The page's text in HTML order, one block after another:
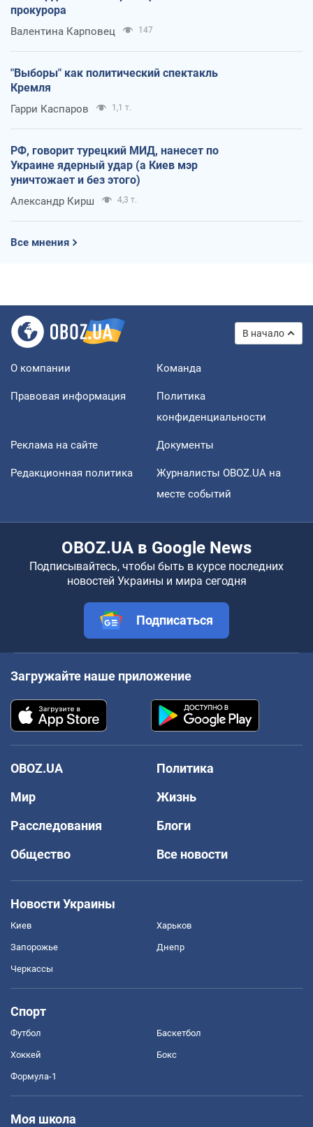
прокурора
Валентина Карповец 147
"Выборы" как политический спектакль
Кремля
Гарри Каспаров 1,1 т.
РФ, говорит турецкий МИД, нанесет по
Украине ядерный удар (а Киев мэр
уничтожает и без этого)
Александр Кирш 4,3 т.
Все мнения
В начало
О компании Команда
Правовая информация
Политика
конфиденциальности
Реклама на сайте Документы
Редакционная политика
Журналисты OBOZ.UA на
месте событий
OBOZ.UA в Google News
Подписывайтесь, чтобы быть в курсе последних
новостей Украины и мира сегодня
Подписаться
Загружайте наше приложение
OBOZ.UA
Политика
Мир
Жизнь
Расследования
Блоги
Общество
Все новости
Новости Украины
Киев Харьков
Запорожье Днепр
Черкассы
Спорт
Футбол Баскетбол
Хоккей Бокс
Формула-1
Моя школа